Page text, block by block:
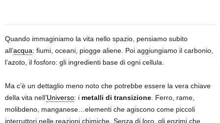
Quando immaginiamo la vita nello spazio, pensiamo subito
all’acqua: fiumi, oceani, piogge aliene. Poi aggiungiamo il carbonio,
l’azoto, il fosforo: gli ingredienti base di ogni cellula.
Ma c’è un dettaglio meno noto che potrebbe essere la vera chiave
della vita nell’Universo: i metalli di transizione. Ferro, rame,
molibdeno, manganese…elementi che agiscono come piccoli
interruttori nelle reazioni chimiche. Senza di loro, gli enzimi che